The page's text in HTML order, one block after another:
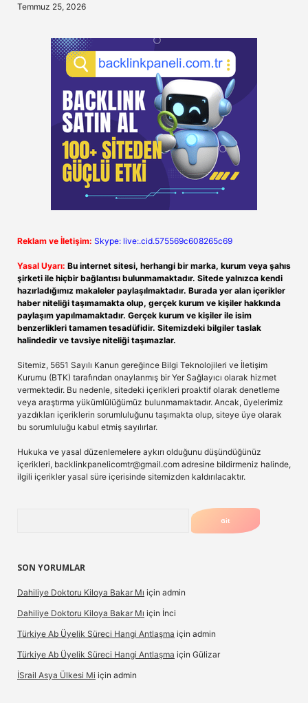
Temmuz 25, 2026
Reklam ve İletişim: Skype: live:.cid.575569c608265c69
Yasal Uyarı: Bu internet sitesi, herhangi bir marka, kurum veya şahıs
şirketi ile hiçbir bağlantısı bulunmamaktadır. Sitede yalnızca kendi
hazırladığımız makaleler paylaşılmaktadır. Burada yer alan içerikler
haber niteliği taşımamakta olup, gerçek kurum ve kişiler hakkında
paylaşım yapılmamaktadır. Gerçek kurum ve kişiler ile isim
benzerlikleri tamamen tesadüfidir. Sitemizdeki bilgiler taslak
halindedir ve tavsiye niteliği taşımazlar.
Sitemiz, 5651 Sayılı Kanun gereğince Bilgi Teknolojileri ve İletişim
Kurumu (BTK) tarafından onaylanmış bir Yer Sağlayıcı olarak hizmet
vermektedir. Bu nedenle, sitedeki içerikleri proaktif olarak denetleme
veya araştırma yükümlülüğümüz bulunmamaktadır. Ancak, üyelerimiz
yazdıkları içeriklerin sorumluluğunu taşımakta olup, siteye üye olarak
bu sorumluluğu kabul etmiş sayılırlar.
Hukuka ve yasal düzenlemelere aykırı olduğunu düşündüğünüz
içerikleri, backlinkpanelicomtr@gmail.com adresine bildirmeniz halinde,
ilgili içerikler yasal süre içerisinde sitemizden kaldırılacaktır.
SON YORUMLAR
Dahiliye Doktoru Kiloya Bakar Mı için admin
Dahiliye Doktoru Kiloya Bakar Mı için İnci
Türkiye Ab Üyelik Süreci Hangi Antlaşma için admin
Türkiye Ab Üyelik Süreci Hangi Antlaşma için Gülizar
İSrail Asya Ülkesi Mi için admin